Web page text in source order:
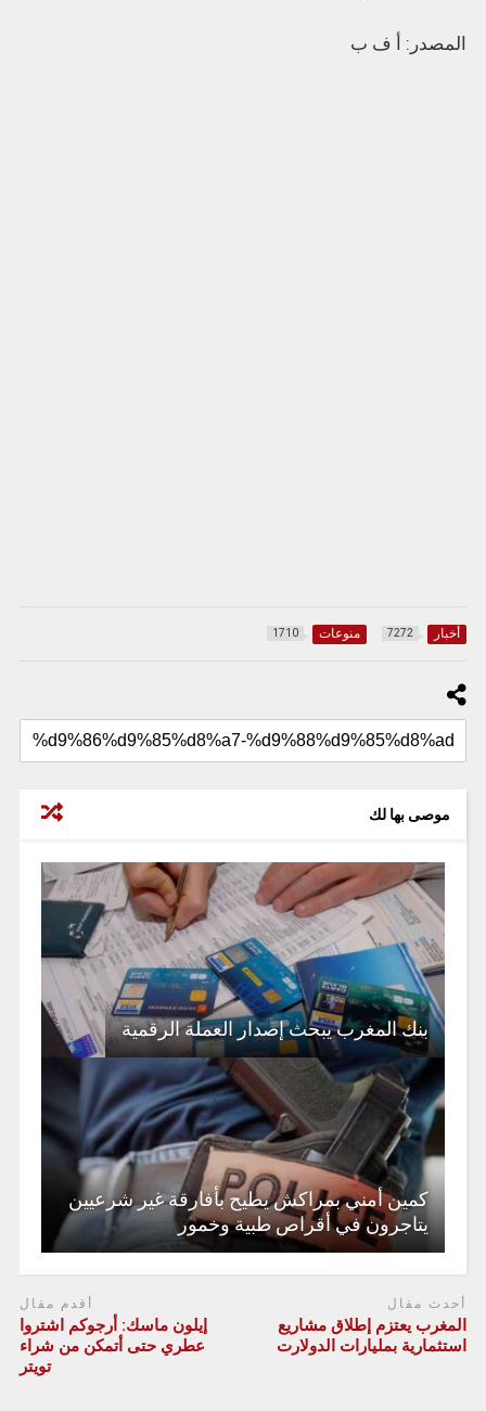
المصدر: أ ف ب
أخبار 7272 منوعات 1710
موصى بها لك
بنك المغرب يبحث إصدار العملة الرقمية
كمين أمني بمراكش يطيح بأفارقة غير شرعيين
يتاجرون في أقراص طبية وخمور
أحدث مقال
المغرب يعتزم إطلاق مشاريع
استثمارية بمليارات الدولارت
أقدم مقال
إيلون ماسك: أرجوكم اشتروا
عطري حتى أتمكن من شراء
تويتر